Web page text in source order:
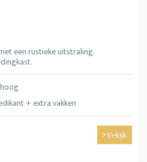
een rustieke uitstraling.
+ extra vakken
Bekijk